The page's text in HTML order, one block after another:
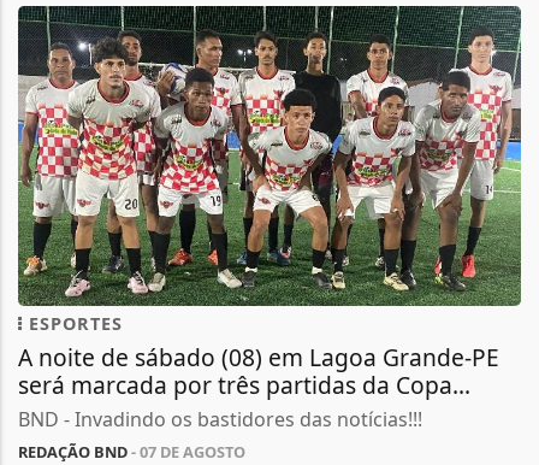
ESPORTES
A noite de sábado (08) em Lagoa Grande-PE
será marcada por três partidas da Copa...
BND - Invadindo os bastidores das notícias!!!
REDAÇÃO BND- 07 DE AGOSTO